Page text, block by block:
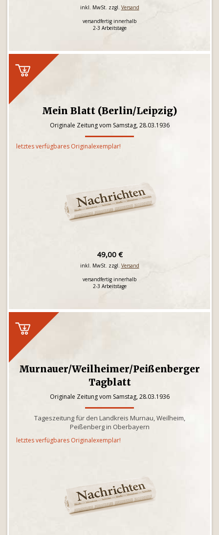
inkl. MwSt. zzgl. Versand
versandfertig innerhalb
2-3 Arbeitstage
Mein Blatt (Berlin/Leipzig)
Originale Zeitung vom Samstag, 28.03.1936
letztes verfügbares Originalexemplar!
49,00 €
inkl. MwSt. zzgl. Versand
versandfertig innerhalb
2-3 Arbeitstage
Murnauer/Weilheimer/Peißenberger
Tagblatt
Originale Zeitung vom Samstag, 28.03.1936
Tageszeitung für den Landkreis Murnau, Weilheim,
Peißenberg in Oberbayern
letztes verfügbares Originalexemplar!